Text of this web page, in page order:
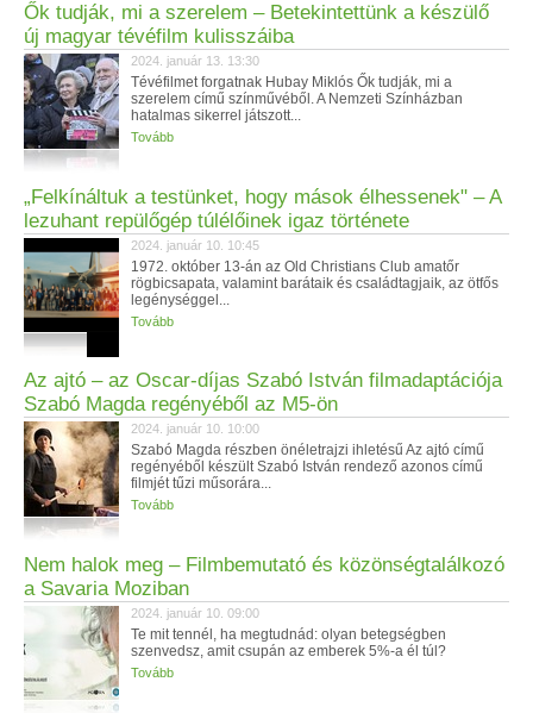
Ők tudják, mi a szerelem – Betekintettünk a készülő
új magyar tévéfilm kulisszáiba
2024. január 13. 13:30
Tévéfilmet forgatnak Hubay Miklós Ők tudják, mi a
szerelem című színművéből. A Nemzeti Színházban
hatalmas sikerrel játszott...
Tovább
„Felkínáltuk a testünket, hogy mások élhessenek" – A
lezuhant repülőgép túlélőinek igaz története
2024. január 10. 10:45
1972. október 13-án az Old Christians Club amatőr
rögbicsapata, valamint barátaik és családtagjaik, az ötfős
legénységgel...
Tovább
Az ajtó – az Oscar-díjas Szabó István filmadaptációja
Szabó Magda regényéből az M5-ön
2024. január 10. 10:00
Szabó Magda részben önéletrajzi ihletésű Az ajtó című
regényéből készült Szabó István rendező azonos című
filmjét tűzi műsorára...
Tovább
Nem halok meg – Filmbemutató és közönségtalálkozó
a Savaria Moziban
2024. január 10. 09:00
Te mit tennél, ha megtudnád: olyan betegségben
szenvedsz, amit csupán az emberek 5%-a él túl?
Tovább